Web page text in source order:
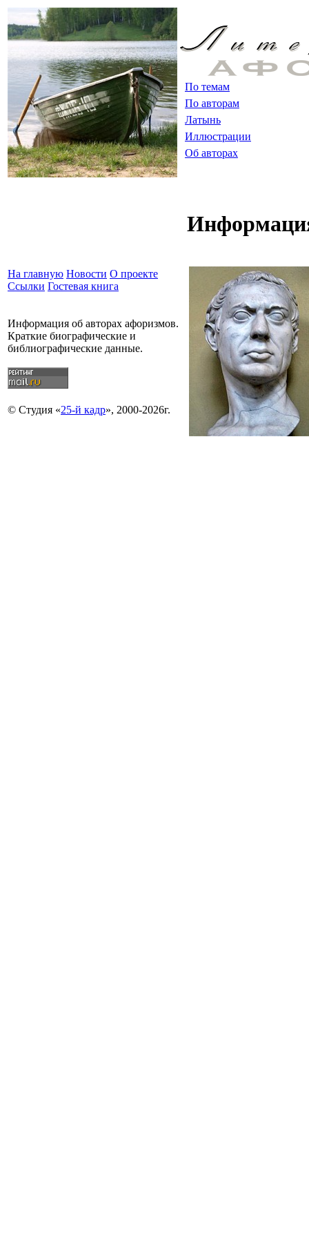
По темам
По авторам
Латынь
Иллюстрации
Об авторах
На главную Новости О проекте
Ссылки Гостевая книга
Информация об авторах афоризмов.
Краткие биографические и
библиографические данные.
© Студия «25-й кадр», 2000-2026г.